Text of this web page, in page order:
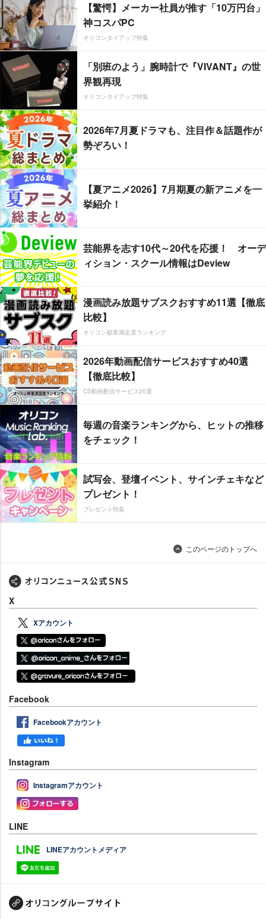
【驚愕】メーカー社員が推す「10万円台」
神コスパPC
オリコンタイアップ特集
「別班のよう」腕時計で『VIVANT』の世
界観再現
オリコンタイアップ特集
2026年7月夏ドラマも、注目作＆話題作が
勢ぞろい！
【夏アニメ2026】7月期夏の新アニメを一
挙紹介！
芸能界を志す10代～20代を応援！ オーデ
ィション・スクール情報はDeview
漫画読み放題サブスクおすすめ11選【徹底
比較】
オリコン顧客満足度ランキング
2026年動画配信サービスおすすめ40選
【徹底比較】
CS動画配信サービス20選
毎週の音楽ランキングから、ヒットの推移
をチェック！
試写会、登壇イベント、サインチェキなど
プレゼント！
プレゼント特集
このページのトップへ
X
Xアカウント
Facebook
Facebookアカウント
Instagram
Instagramアカウント
LINE
LINEアカウントメディア